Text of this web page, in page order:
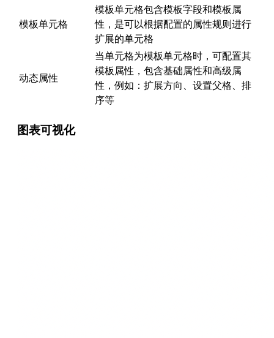
模板单元格
模板单元格包含模板字段和模板属
性，是可以根据配置的属性规则进行
扩展的单元格
动态属性
当单元格为模板单元格时，可配置其
模板属性，包含基础属性和高级属
性，例如：扩展方向、设置父格、排
序等
图表可视化